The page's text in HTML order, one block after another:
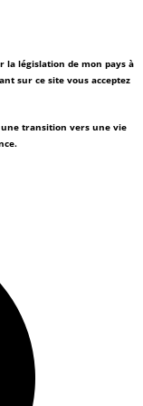
la législation de mon pays à
sur ce site vous acceptez
une transition vers une vie